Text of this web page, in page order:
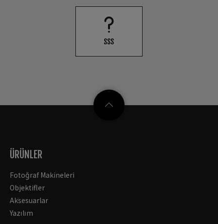
SSS
ÜRÜNLER
Fotoğraf Makineleri
Objektifler
Aksesuarlar
Yazılım